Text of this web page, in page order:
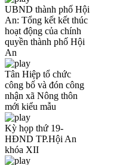
UBND thành phố Hội
An: Tổng kết kết thúc
hoạt động của chính
quyền thành phố Hội
An
Tân Hiệp tổ chức
công bố và đón công
nhận xã Nông thôn
mới kiểu mẫu
Kỳ họp thứ 19-
HĐND TP.Hội An
khóa XII